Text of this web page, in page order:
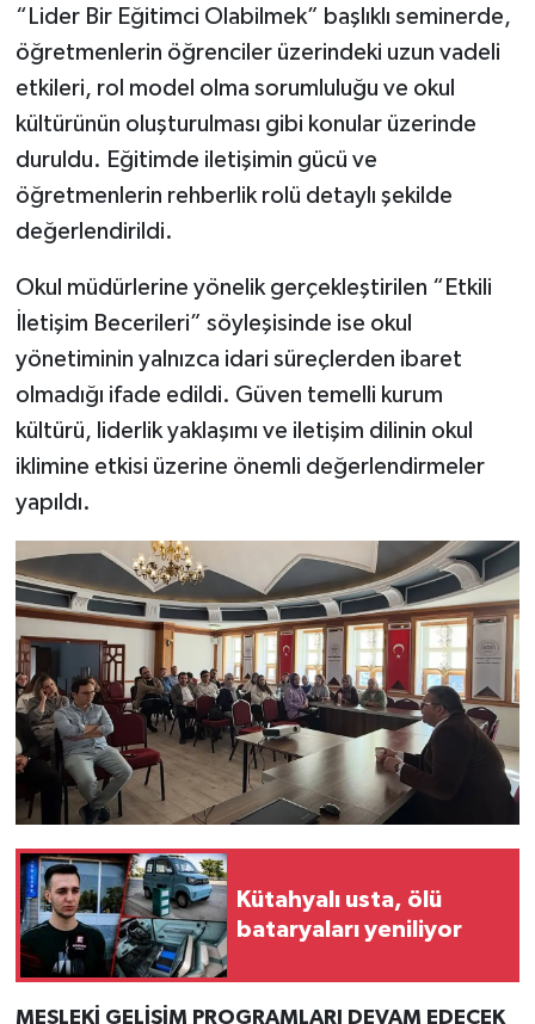
“Lider Bir Eğitimci Olabilmek” başlıklı seminerde,
öğretmenlerin öğrenciler üzerindeki uzun vadeli
etkileri, rol model olma sorumluluğu ve okul
kültürünün oluşturulması gibi konular üzerinde
duruldu. Eğitimde iletişimin gücü ve
öğretmenlerin rehberlik rolü detaylı şekilde
değerlendirildi.
Okul müdürlerine yönelik gerçekleştirilen “Etkili
İletişim Becerileri” söyleşisinde ise okul
yönetiminin yalnızca idari süreçlerden ibaret
olmadığı ifade edildi. Güven temelli kurum
kültürü, liderlik yaklaşımı ve iletişim dilinin okul
iklimine etkisi üzerine önemli değerlendirmeler
yapıldı.
Kütahyalı usta, ölü
bataryaları yeniliyor
MESLEKİ GELİŞİM PROGRAMLARI DEVAM EDECEK
Rüya Tabirleri
Sağlık
Simav
Spor
Tavşanlı
Türkiye
Video Galeri
Yaşam
Yemek Tarifleri